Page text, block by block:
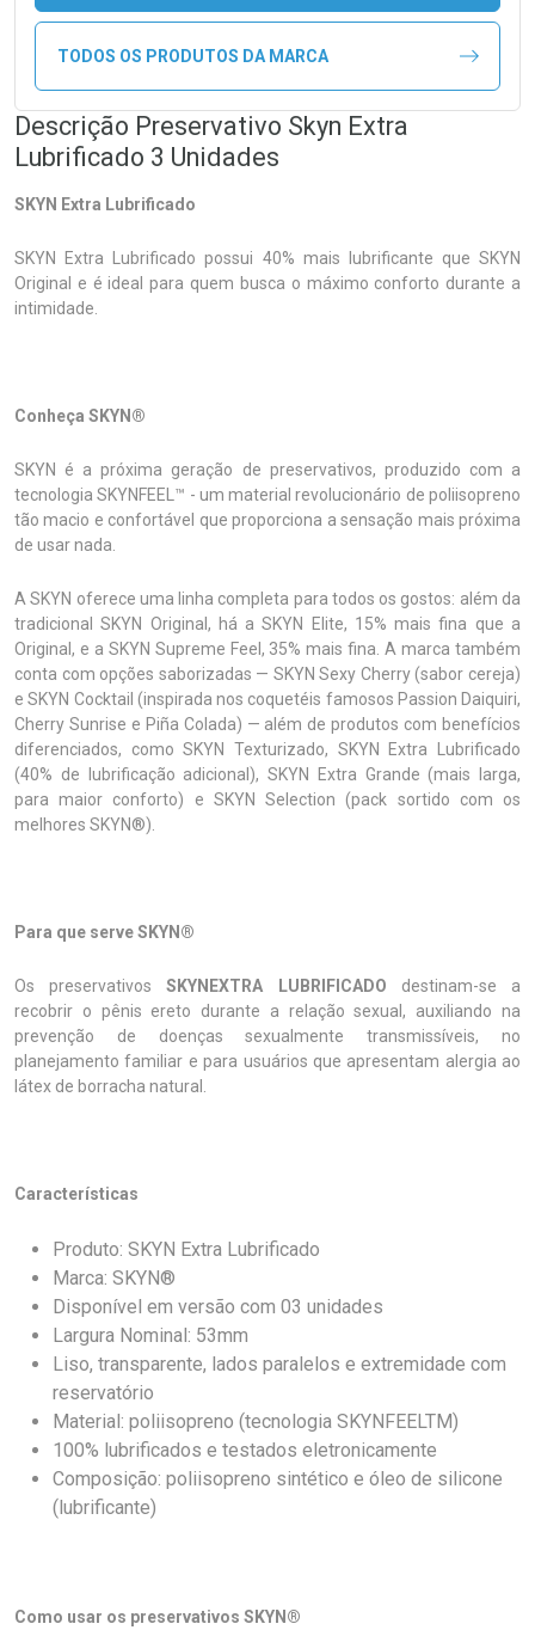
TODOS OS PRODUTOS DA MARCA
Descrição Preservativo Skyn Extra
Lubrificado 3 Unidades
SKYN Extra Lubrificado
SKYN Extra Lubrificado possui 40% mais lubrificante que SKYN
Original e é ideal para quem busca o máximo conforto durante a
intimidade.
Conheça SKYN®
SKYN é a próxima geração de preservativos, produzido com a
tecnologia SKYNFEEL™ - um material revolucionário de poliisopreno
tão macio e confortável que proporciona a sensação mais próxima
de usar nada.
A SKYN oferece uma linha completa para todos os gostos: além da
tradicional SKYN Original, há a SKYN Elite, 15% mais fina que a
Original, e a SKYN Supreme Feel, 35% mais fina. A marca também
conta com opções saborizadas — SKYN Sexy Cherry (sabor cereja)
e SKYN Cocktail (inspirada nos coquetéis famosos Passion Daiquiri,
Cherry Sunrise e Piña Colada) — além de produtos com benefícios
diferenciados, como SKYN Texturizado, SKYN Extra Lubrificado
(40% de lubrificação adicional), SKYN Extra Grande (mais larga,
para maior conforto) e SKYN Selection (pack sortido com os
melhores SKYN®).
Para que serve SKYN®
Os preservativosSKYNEXTRA LUBRIFICADO destinam-se a
recobrir o pênis ereto durante a relação sexual, auxiliando na
prevenção de doenças sexualmente transmissíveis, no
planejamento familiar e para usuários que apresentam alergia ao
látex de borracha natural.
Características
Produto: SKYN Extra Lubrificado
Marca: SKYN®
Disponível em versão com 03 unidades
Largura Nominal: 53mm
Liso, transparente, lados paralelos e extremidade com
reservatório
Material: poliisopreno (tecnologia SKYNFEELTM)
100% lubrificados e testados eletronicamente
Composição: poliisopreno sintético e óleo de silicone
(lubrificante)
Como usar os preservativos SKYN®